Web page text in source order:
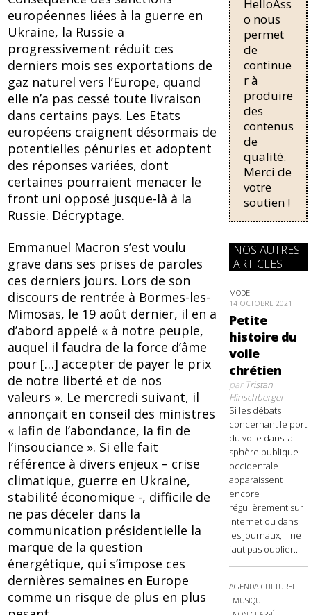
o
o
k
y
européennes liées à la guerre en
Ukraine, la Russie a
progressivement réduit ces
derniers mois ses exportations de
gaz naturel vers l’Europe, quand
elle n’a pas cessé toute livraison
dans certains pays. Les Etats
européens craignent désormais de
potentielles pénuries et adoptent
des réponses variées, dont
certaines pourraient menacer le
front uni opposé jusque-là à la
Russie. Décryptage.
Emmanuel Macron s’est voulu
grave dans ses prises de paroles
ces derniers jours. Lors de son
discours de rentrée à Bormes-les-
Mimosas, le 19 août dernier, il en a
d’abord appelé « à notre peuple,
auquel il faudra de la force d’âme
pour […] accepter de payer le prix
de notre liberté et de nos
valeurs ». Le mercredi suivant, il
annonçait en conseil des ministres
« lafin de l’abondance, la fin de
l’insouciance ». Si elle fait
référence à divers enjeux – crise
climatique, guerre en Ukraine,
stabilité économique -, difficile de
ne pas déceler dans la
communication présidentielle la
marque de la question
énergétique, qui s’impose ces
dernières semaines en Europe
comme un risque de plus en plus
pour une
régularisati
on,
passant de
trois...
HelloAss
o nous
permet
de
continue
r à
produire
des
contenus
de
qualité.
Merci de
votre
soutien !
NOS AUTRES
ARTICLES
MODE
14 OCTOBRE 2021
Petite
histoire du
voile
chrétien
parTristan
Hinschberger
Si les débats
concernant le port
du voile dans la
sphère publique
occidentale
apparaissent
encore
régulièrement sur
internet ou dans
les journaux, il ne
faut pas oublier...
AGENDA CULTUREL
MUSIQUE